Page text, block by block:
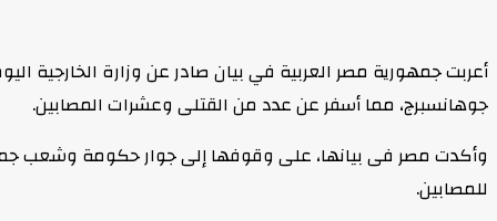
جوهانسبرج، مما أسفر عن عدد من القتلى وعشرات المصابين.
وأكدت مصر فى بيانها، على وقوفها إلى جوار حكومة وشعب
للمصابين.